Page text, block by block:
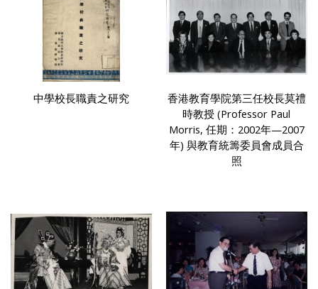
中學校長職責之研究
香港教育學院第三任校長莫禮
時教授 (Professor Paul
Morris, 任期：2002年—2007
年) 與教育統籌委員會成員合
照